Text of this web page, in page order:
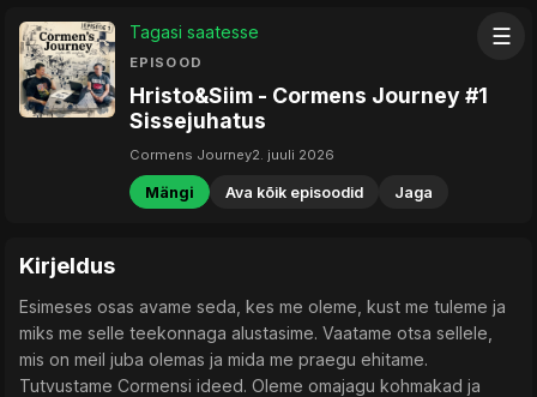
☰
Tagasi saatesse
EPISOOD
Hristo&Siim - Cormens Journey #1
Sissejuhatus
Cormens Journey2. juuli 2026
Mängi Ava kõik episoodid Jaga
Kirjeldus
Esimeses osas avame seda, kes me oleme, kust me tuleme ja
miks me selle teekonnaga alustasime. Vaatame otsa sellele,
mis on meil juba olemas ja mida me praegu ehitame.
Tutvustame Cormensi ideed. Oleme omajagu kohmakad ja